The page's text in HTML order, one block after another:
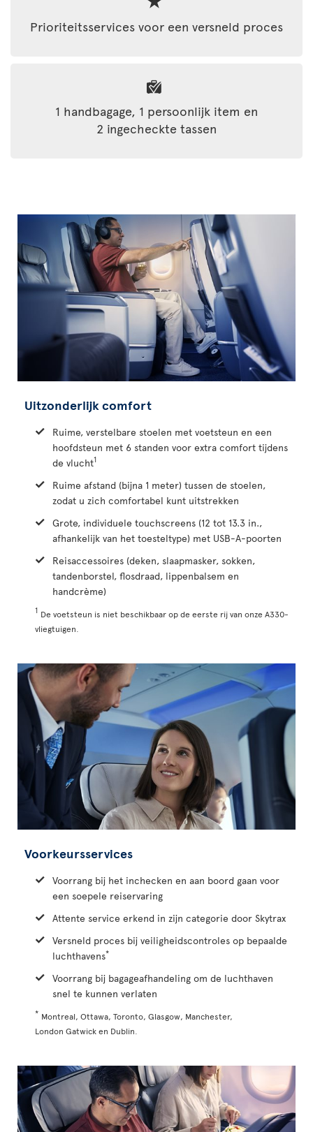
Prioriteitsservices voor een versneld proces
1 handbagage, 1 persoonlijk item en
2 ingecheckte tassen
Uitzonderlijk comfort
Ruime, verstelbare stoelen met voetsteun en een
hoofdsteun met 6 standen voor extra comfort tijdens
de vlucht1
Ruime afstand (bijna 1 meter) tussen de stoelen,
zodat u zich comfortabel kunt uitstrekken
Grote, individuele touchscreens (12 tot 13.3 in.,
afhankelijk van het toesteltype) met USB-A-poorten
Reisaccessoires (deken, slaapmasker, sokken,
tandenborstel, flosdraad, lippenbalsem en
handcrème)
1 De voetsteun is niet beschikbaar op de eerste rij van onze A330-
vliegtuigen.
Voorkeursservices
Voorrang bij het inchecken en aan boord gaan voor
een soepele reiservaring
Attente service erkend in zijn categorie door Skytrax
Versneld proces bij veiligheidscontroles op bepaalde
luchthavens*
Voorrang bij bagageafhandeling om de luchthaven
snel te kunnen verlaten
* Montreal, Ottawa, Toronto, Glasgow, Manchester,
London Gatwick en Dublin.